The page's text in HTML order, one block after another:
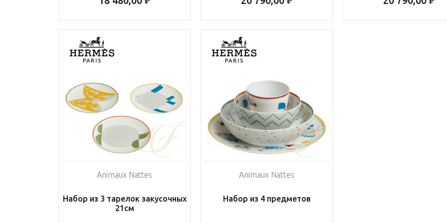
Animaux Nattes
Набор из 3 тарелок закусочных
21см
Animaux Nattes
Набор из 4 предметов